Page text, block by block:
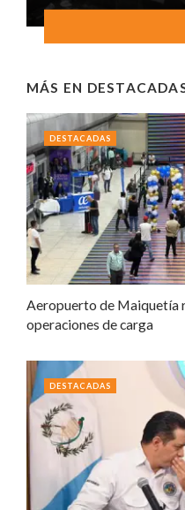
MÁS EN
Aeropuerto de Maiquetía
operaciones de carga
DESTACADAS
DESTACADAS